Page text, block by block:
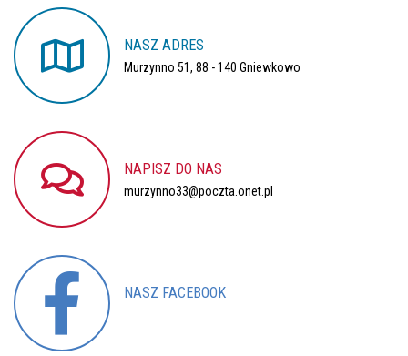
NASZ ADRES
Murzynno 51, 88 - 140 Gniewkowo
NAPISZ DO NAS
murzynno33@poczta.onet.pl
NASZ FACEBOOK